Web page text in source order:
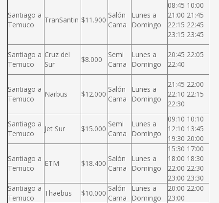
Santiago a
Temuco
TranSantin $11.900
Salón
Cama
Lunes a
Domingo
08:45 10:00
21:00 21:45
22:15 22:45
23:15 23:45
Santiago a
Temuco
Cruz del
Sur
$8.000
Semi
Cama
Lunes a
Domingo
20:45 22:05
22:40
Santiago a
Temuco
Narbus $12.000
Salón
Cama
Lunes a
Domingo
21:45 22:00
22:10 22:15
22:30
Santiago a
Temuco
Jet Sur $15.000
Semi
Cama
Lunes a
Domingo
09:10 10:10
12:10 13:45
19:30 20:00
Santiago a
Temuco
ETM $18.400
Salón
Cama
Lunes a
Domingo
15:30 17:00
18:00 18:30
22:00 22:30
23:00 23:30
Santiago a
Temuco
Thaebus $10.000
Salón
Cama
Lunes a
Domingo
20:00 22:00
23:00